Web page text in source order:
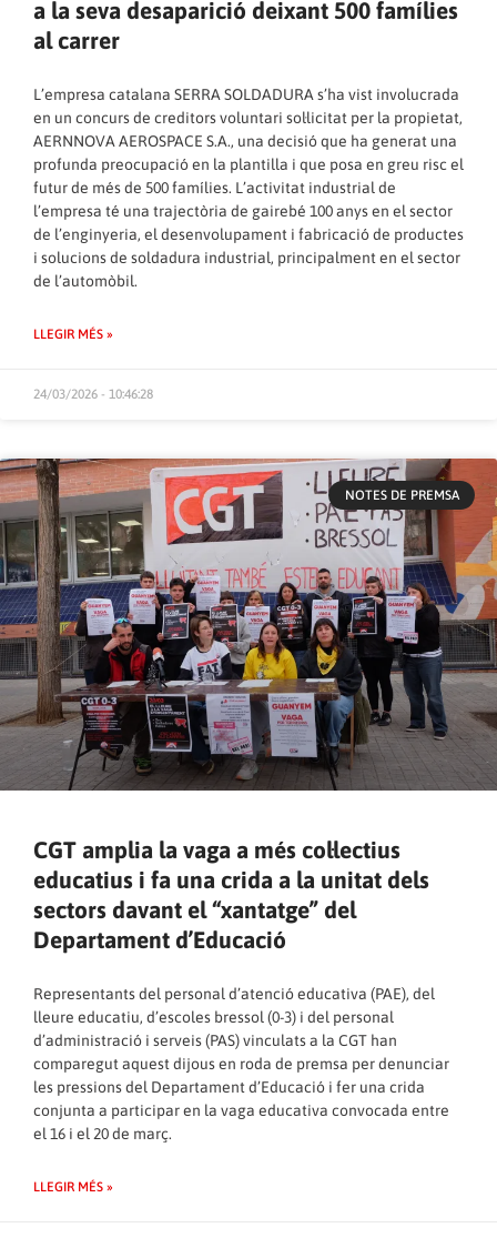
a la seva desaparició deixant 500 famílies
al carrer
L’empresa catalana SERRA SOLDADURA s’ha vist involucrada
en un concurs de creditors voluntari sol·licitat per la propietat,
AERNNOVA AEROSPACE S.A., una decisió que ha generat una
profunda preocupació en la plantilla i que posa en greu risc el
futur de més de 500 famílies. L’activitat industrial de
l’empresa té una trajectòria de gairebé 100 anys en el sector
de l’enginyeria, el desenvolupament i fabricació de productes
i solucions de soldadura industrial, principalment en el sector
de l’automòbil.
LLEGIR MÉS »
24/03/2026 - 10:46:28
NOTES DE PREMSA
CGT amplia la vaga a més col·lectius
educatius i fa una crida a la unitat dels
sectors davant el “xantatge” del
Departament d’Educació
Representants del personal d’atenció educativa (PAE), del
lleure educatiu, d’escoles bressol (0-3) i del personal
d’administració i serveis (PAS) vinculats a la CGT han
comparegut aquest dijous en roda de premsa per denunciar
les pressions del Departament d’Educació i fer una crida
conjunta a participar en la vaga educativa convocada entre
el 16 i el 20 de març.
LLEGIR MÉS »